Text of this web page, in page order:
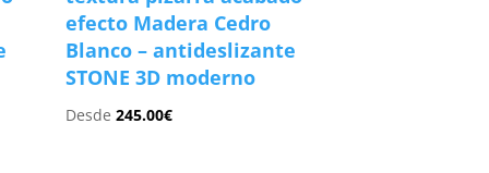
efecto Madera Cedro
Blanco – antideslizante
STONE 3D moderno
Desde245.00€